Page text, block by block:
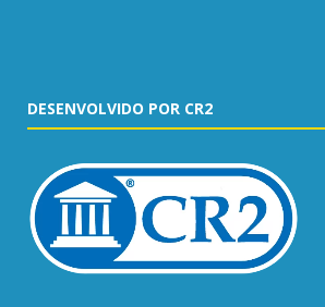
DESENVOLVIDO POR CR2